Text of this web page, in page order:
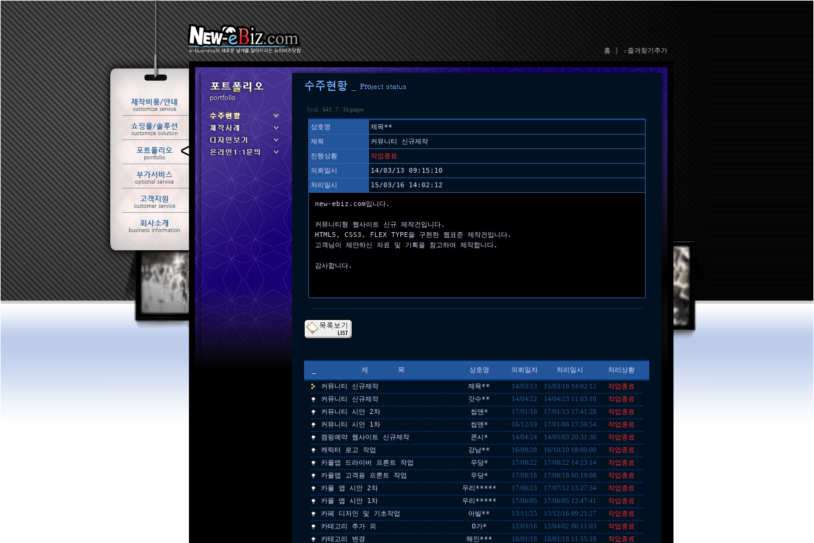
Total : 643 , 7 / 33 pages
상호명
제목**
제목
커뮤니티 신규제작
진행상황
작업종료
의뢰일시
14/03/13 09:15:10
처리일시
15/03/16 14:02:12
new-ebiz.com입니다.
커뮤니티형 웹사이트 신규 제작건입니다.
HTML5, CSS3, FLEX TYPE을 구현한 웹표준 제작건입니다.
고객님이 제안하신 자료 및 기획을 참고하여 제작합니다.
감사합니다.
제 목 상호명 의뢰일자 처리일시 처리상황
커뮤니티 신규제작 제목** 14/03/13 15/03/16 14:02:12
작업종료
커뮤니티 신규제작
갓수** 14/04/22 14/04/23 11:03:18
작업종료
커뮤니티 시안 2차
씹앤* 17/01/10 17/01/13 17:41:28
작업종료
커뮤니티 시안 1차
씹앤* 16/12/19 17/01/06 17:59:54
작업종료
캠핑예약 웹사이트 신규제작
콘시* 14/04/24 14/05/03 20:31:30
작업종료
캐릭터 로고 작업
강남** 16/09/28 16/10/10 18:00:00
작업종료
카풀앱 드라이버 프론트 작업
우당* 17/08/22 17/08/22 14:23:14
작업종료
카풀앱 고객용 프론트 작업
우당* 17/08/16 17/08/18 00:19:08
작업종료
카풀 앱 시안 2차
우리***** 17/06/23 17/07/12 13:27:34
작업종료
카풀 앱 시안 1차
우리***** 17/06/05 17/06/05 12:47:41
작업종료
카페 디자인 및 기초작업
아빌** 13/11/25 13/12/16 09:21:27
작업종료
카테고리 추가 외
O가* 12/03/16 12/04/02 06:11:03
작업종료
카테고리 변경
해인*** 10/01/18 10/01/18 11:55:18 작업종료
홈 ☆즐겨찾기추가
ㆍ 수주현황
ㆍ 제작사례